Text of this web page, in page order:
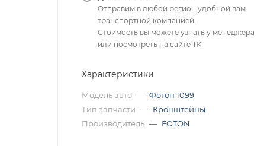
Отправим в любой регион удобной вам
транспортной компанией.
Стоимость вы можете узнать у менеджера
или посмотреть на сайте ТК
Характеристики
Модель авто — Фотон 1099
Тип запчасти — Кронштейны
Производитель — FOTON